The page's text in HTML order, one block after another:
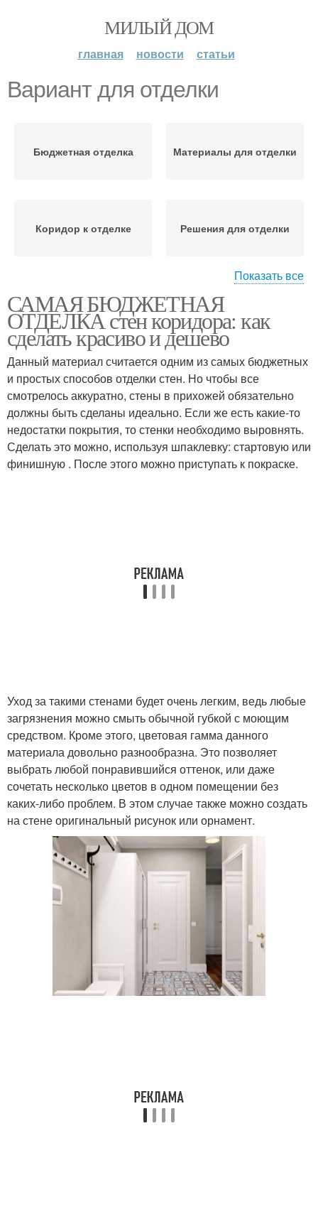
МИЛЫЙ ДОМ
главная новости статьи
Вариант для отделки
Бюджетная отделка Материалы для отделки
Коридор к отделке Решения для отделки
Гамма для бюджетной
отделки
Бюджетный вариант
Тенденции в бюджетной
отделке
Коридор к бюджетной
отделке
Показать все
САМАЯ БЮДЖЕТНАЯ
ОТДЕЛКА стен коридора: как
сделать красиво и дешево
Данный материал считается одним из самых бюджетных
и простых способов отделки стен. Но чтобы все
смотрелось аккуратно, стены в прихожей обязательно
должны быть сделаны идеально. Если же есть какие-то
недостатки покрытия, то стенки необходимо выровнять.
Сделать это можно, используя шпаклевку: стартовую или
финишную . После этого можно приступать к покраске.
Уход за такими стенами будет очень легким, ведь любые
загрязнения можно смыть обычной губкой с моющим
средством. Кроме этого, цветовая гамма данного
материала довольно разнообразна. Это позволяет
выбрать любой понравившийся оттенок, или даже
сочетать несколько цветов в одном помещении без
каких-либо проблем. В этом случае также можно создать
на стене оригинальный рисунок или орнамент.